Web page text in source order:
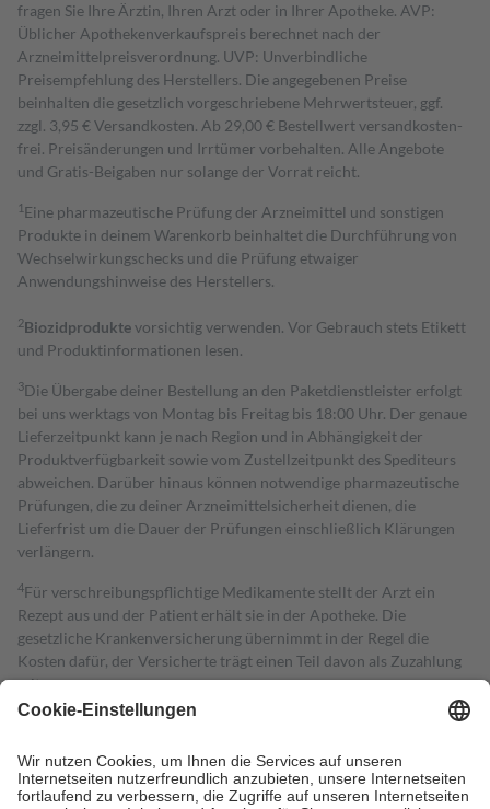
fragen Sie Ihre Ärztin, Ihren Arzt oder in Ihrer Apotheke. AVP:
Üblicher Apothekenverkaufspreis berechnet nach der
Arzneimittelpreisverordnung. UVP: Unverbindliche
Preisempfehlung des Herstellers. Die angegebenen Preise
beinhalten die gesetzlich vorgeschriebene Mehrwertsteuer, ggf.
zzgl. 3,95 € Versandkosten. Ab 29,00 € Bestell­wert versand­kosten­
frei. Preisänderungen und Irrtümer vorbehalten. Alle Angebote
und Gratis-Beigaben nur solange der Vorrat reicht.
1 Eine pharmazeutische Prüfung der Arzneimittel und sonstigen
Produkte in deinem Warenkorb beinhaltet die Durchführung von
Wechselwirkungschecks und die Prüfung etwaiger
Anwendungshinweise des Herstellers.
2Biozidproduktevorsichtig verwenden. Vor Gebrauch stets Etikett
und Produktinformationen lesen.
3Die Übergabe deiner Bestellung an den Paketdienstleister erfolgt
bei uns werktags von Montag bis Freitag bis 18:00 Uhr. Der genaue
Lieferzeitpunkt kann je nach Region und in Abhängigkeit der
Produktverfügbarkeit sowie vom Zustellzeitpunkt des Spediteurs
abweichen. Darüber hinaus können notwendige pharmazeutische
Prüfungen, die zu deiner Arzneimittelsicherheit dienen, die
Lieferfrist um die Dauer der Prüfungen einschließlich Klärungen
verlängern.
4Für verschreibungspflichtige Medikamente stellt der Arzt ein
Rezept aus und der Patient erhält sie in der Apotheke. Die
gesetzliche Krankenversicherung übernimmt in der Regel die
Kosten dafür, der Versicherte trägt einen Teil davon als Zuzahlung
mit.
Grundsätzlich leisten Mitglieder Zuzahlungen in Höhe von zehn
höchstens zehn Euro.
Es sind jedoch nie mehr als die tatsächlichen
Kosten der Leistung zu entrichten.
Diese Regeln gelten grundsätzlich auch für Online-Apotheken.